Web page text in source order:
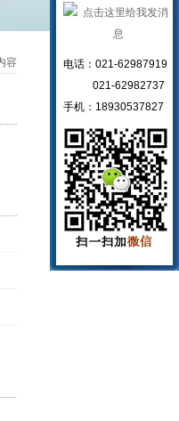
容
电话：021-62987919
021-62982737
手机：18930537827